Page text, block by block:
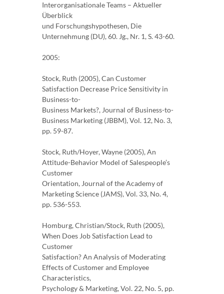
Interorganisationale Teams – Aktueller
Überblick
und Forschungshypothesen, Die
Unternehmung (DU), 60. Jg., Nr. 1, S. 43-60.
2005:
Stock, Ruth (2005), Can Customer
Satisfaction Decrease Price Sensitivity in
Business-to-
Business Markets?, Journal of Business-to-
Business Marketing (JBBM), Vol. 12, No. 3,
pp. 59-87.
Stock, Ruth/Hoyer, Wayne (2005), An
Attitude-Behavior Model of Salespeople’s
Customer
Orientation, Journal of the Academy of
Marketing Science (JAMS), Vol. 33, No. 4,
pp. 536-553.
Homburg, Christian/Stock, Ruth (2005),
When Does Job Satisfaction Lead to
Customer
Satisfaction? An Analysis of Moderating
Effects of Customer and Employee
Characteristics,
Psychology & Marketing, Vol. 22, No. 5, pp.